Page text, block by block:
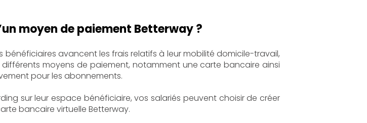
moyen de paiement Betterway ?
bénéficiaires avancent les frais relatifs à leur mobilité domicile-travail,
moyens de paiement, notamment une carte bancaire ainsi
pour les abonnements.
sur leur espace bénéficiaire, vos salariés peuvent choisir de créer
bancaire virtuelle Betterway.